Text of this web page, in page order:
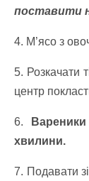
поставити
4. М’ясо з
5. Розкачати
центр
6.
хвилини.
7. Подавати